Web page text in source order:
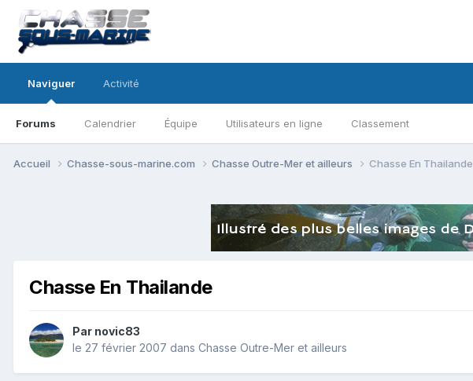
Naviguer
Forums Calendrier Équipe Utilisateurs en ligne Classement
Activité
Accueil Chasse-sous-marine.com Chasse Outre-Mer et ailleurs Chasse En Thailande
Chasse En Thailande
Par novic83
le 27 février 2007 dans Chasse Outre-Mer et ailleurs